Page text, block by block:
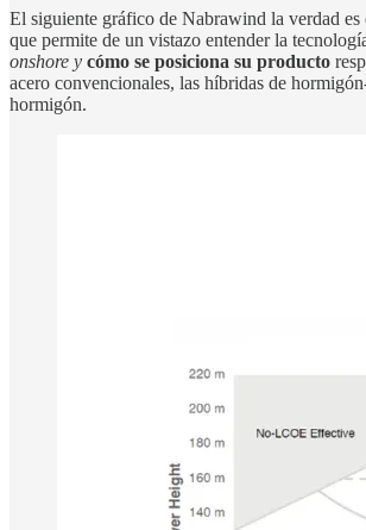
El siguiente gráfico de Nabrawind la verdad es
que permite de un vistazo entender la
onshore y cómo se posiciona su producto
acero convencionales, las híbridas de
hormigón.